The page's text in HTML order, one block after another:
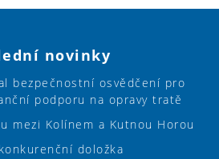
novinky
bezpečnostní osvědčení pro
podporu na opravy tratě
mezi Kolínem a Kutnou Horou
doložka